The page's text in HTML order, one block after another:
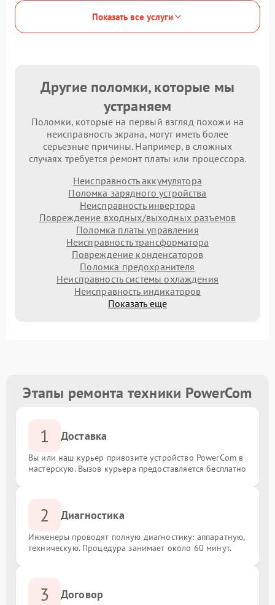
Показать все услуги
Другие поломки, которые мы
устраняем
Поломки, которые на первый взгляд похожи на
неисправность экрана, могут иметь более
серьезные причины. Например, в сложных
случаях требуется ремонт платы или процессора.
Неисправность аккумулятора
Поломка зарядного устройства
Неисправность инвертора
Повреждение входных/выходных разъемов
Поломка платы управления
Неисправность трансформатора
Повреждение конденсаторов
Поломка предохранителя
Неисправность системы охлаждения
Неисправность индикаторов
Показать еще
Этапы ремонта техники PowerCom
1 Доставка
Вы или наш курьер привозите устройство PowerCom в
мастерскую. Вызов курьера предоставляется бесплатно
2 Диагностика
Инженеры проводят полную диагностику: аппаратную,
техническую. Процедура занимает около 60 минут.
3 Договор